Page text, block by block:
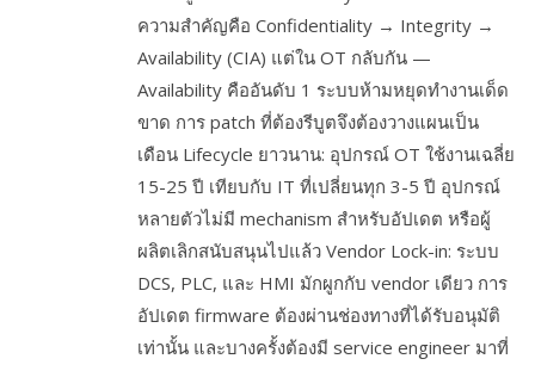
ความสำคัญคือ Confidentiality → Integrity →
Availability (CIA) แต่ใน OT กลับกัน —
Availability คืออันดับ 1 ระบบห้ามหยุดทำงานเด็ด
ขาด การ patch ที่ต้องรีบูตจึงต้องวางแผนเป็น
เดือน Lifecycle ยาวนาน: อุปกรณ์ OT ใช้งานเฉลี่ย
15-25 ปี เทียบกับ IT ที่เปลี่ยนทุก 3-5 ปี อุปกรณ์
หลายตัวไม่มี mechanism สำหรับอัปเดต หรือผู้
ผลิตเลิกสนับสนุนไปแล้ว Vendor Lock-in: ระบบ
DCS, PLC, และ HMI มักผูกกับ vendor เดียว การ
อัปเดต firmware ต้องผ่านช่องทางที่ได้รับอนุมัติ
เท่านั้น และบางครั้งต้องมี service engineer มาที่